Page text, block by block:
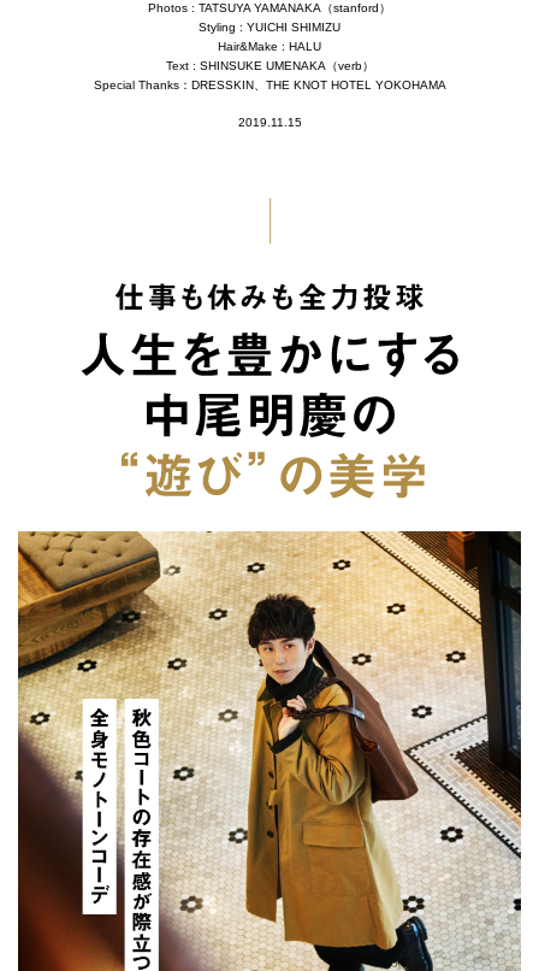
Photos : TATSUYA YAMANAKA（stanford）
Styling : YUICHI SHIMIZU
Hair&Make : HALU
Text : SHINSUKE UMENAKA（verb）
Special Thanks：DRESSKIN、THE KNOT HOTEL YOKOHAMA
2019.11.15